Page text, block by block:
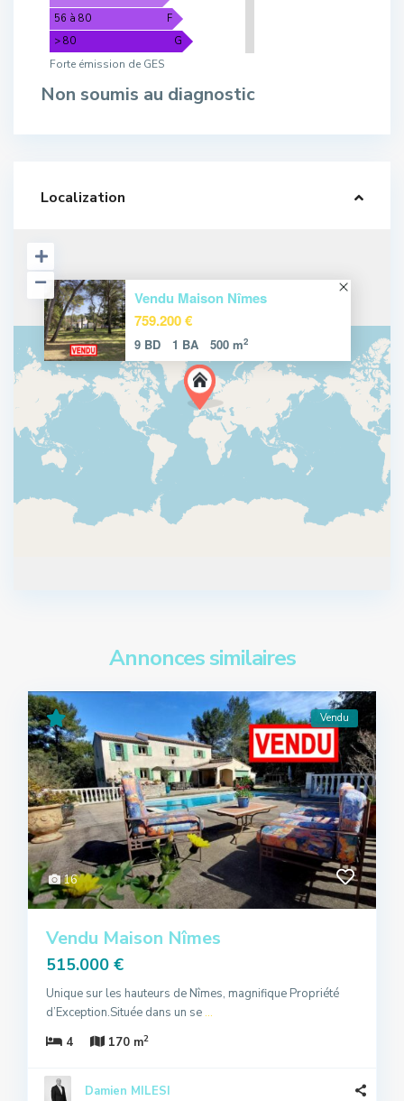
56 à 80
F
> 80
G
Forte émission de GES
Non soumis au diagnostic
Localization
Vendu Maison Nîmes
759.200 €
9 BD 1 BA 500 m2
Annonces similaires
16
Vendu
Vendu Maison Nîmes
515.000 €
Unique sur les hauteurs de Nîmes, magnifique Propriété
d’Exception.Située dans un se ...
4
170 m2
Damien MILESI